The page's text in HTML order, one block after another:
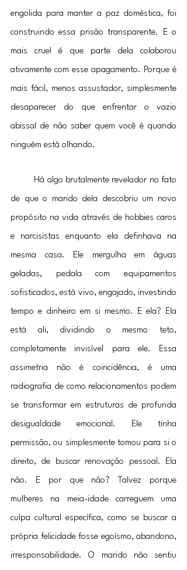
engolida para manter a paz doméstica, foi
construindo essa prisão transparente. E o
mais cruel é que parte dela colaborou
ativamente com esse apagamento. Porque é
mais fácil, menos assustador, simplesmente
desaparecer do que enfrentar o vazio
abissal de não saber quem você é quando
ninguém está olhando.
de que o marido dela descobriu um novo
propósito na vida através de hobbies caros
e narcisistas enquanto ela definhava na
mesma casa. Ele mergulha em águas
geladas, pedala com equipamentos
sofisticados, está vivo, engajado, investindo
tempo e dinheiro em si mesmo. E ela? Ela
está ali, dividindo o mesmo teto,
completamente invisível para ele. Essa
assimetria não é coincidência, é uma
radiografia de como relacionamentos podem
se transformar em estruturas de profunda
desigualdade emocional. Ele tinha
permissão, ou simplesmente tomou para si o
direito, de buscar renovação pessoal. Ela
não. E por que não? Talvez porque
mulheres na meia-idade carreguem uma
culpa cultural específica, como se buscar a
própria felicidade fosse egoísmo, abandono,
irresponsabilidade. O marido não sentiu